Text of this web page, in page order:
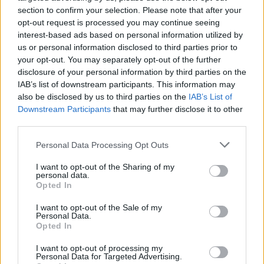
section to confirm your selection. Please note that after your
opt-out request is processed you may continue seeing
interest-based ads based on personal information utilized by
us or personal information disclosed to third parties prior to
your opt-out. You may separately opt-out of the further
disclosure of your personal information by third parties on the
IAB’s list of downstream participants. This information may
also be disclosed by us to third parties on the IAB’s List of
Downstream Participants that may further disclose it to other
Please note that this website/app uses one or more Google
not limited to your visit or usage behaviour. You may click to
grant or deny consent to Google and its third-party tags to
use your data for below specified purposes in below Google
consent section.
Personal Data Processing Opt Outs
I want to opt-out of the Sharing of my
personal data.
Opted In
I want to opt-out of the Sale of my
Personal Data.
Opted In
I want to opt-out of processing my
Personal Data for Targeted Advertising.
Controlli all’aeroporto di Olbia, sequestrati
caviale e sabbia rubata
Migliori cliniche di estetica medicale avanzata
in Europa: classifica dei 5 centri di riferimento
pe…